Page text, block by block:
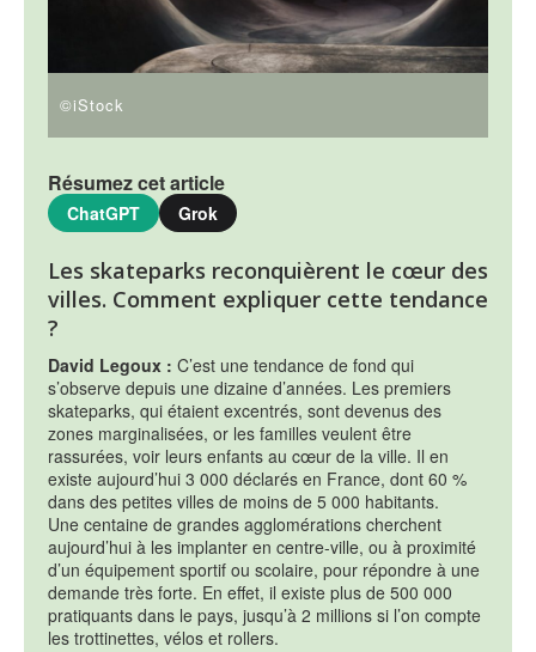
©iStock
Résumez cet article
ChatGPT Grok
Les skateparks reconquièrent le cœur des
villes. Comment expliquer cette tendance
?
David Legoux : C’est une tendance de fond qui
s’observe depuis une dizaine d’années. Les premiers
skateparks, qui étaient excentrés, sont devenus des
zones marginalisées, or les familles veulent être
rassurées, voir leurs enfants au cœur de la ville. Il en
existe aujourd’hui 3 000 déclarés en France, dont 60 %
dans des petites villes de moins de 5 000 habitants.
Une centaine de grandes agglomérations cherchent
aujourd’hui à les implanter en centre-ville, ou à proximité
d’un équipement sportif ou scolaire, pour répondre à une
demande très forte. En effet, il existe plus de 500 000
pratiquants dans le pays, jusqu’à 2 millions si l’on compte
les trottinettes, vélos et rollers.